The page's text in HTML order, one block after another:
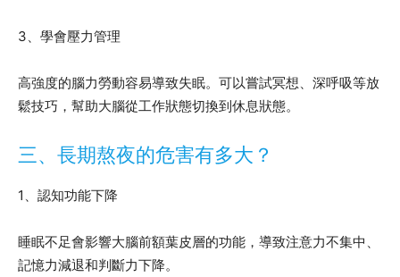
3、學會壓力管理
高強度的腦力勞動容易導致失眠。可以嘗試冥想、深呼吸等放
鬆技巧，幫助大腦從工作狀態切換到休息狀態。
三、長期熬夜的危害有多大？
1、認知功能下降
睡眠不足會影響大腦前額葉皮層的功能，導致注意力不集中、
記憶力減退和判斷力下降。